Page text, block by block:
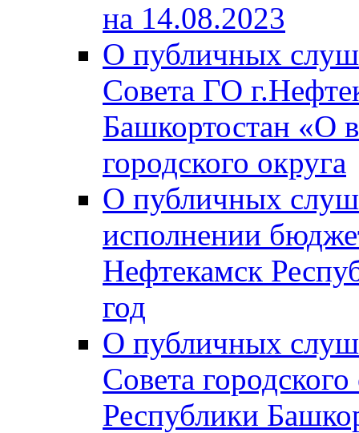
на 14.08.2023
О публичных
Совета ГО
Башкортостан «О
городского округа
О публичных
исполнении
Нефтекамск
год
О публичных
Совета
Республики